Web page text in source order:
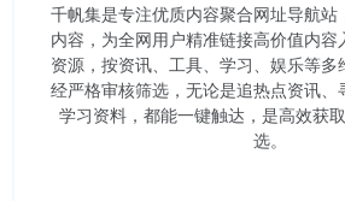
千帆集是专注优质内容聚合网址导航
内容，为全网用户精准链接高价值内
资源，按资讯、工具、学习、娱乐等多
经严格审核筛选，无论是追热点资讯
学习资料，都能一键触达，是高效获
选。